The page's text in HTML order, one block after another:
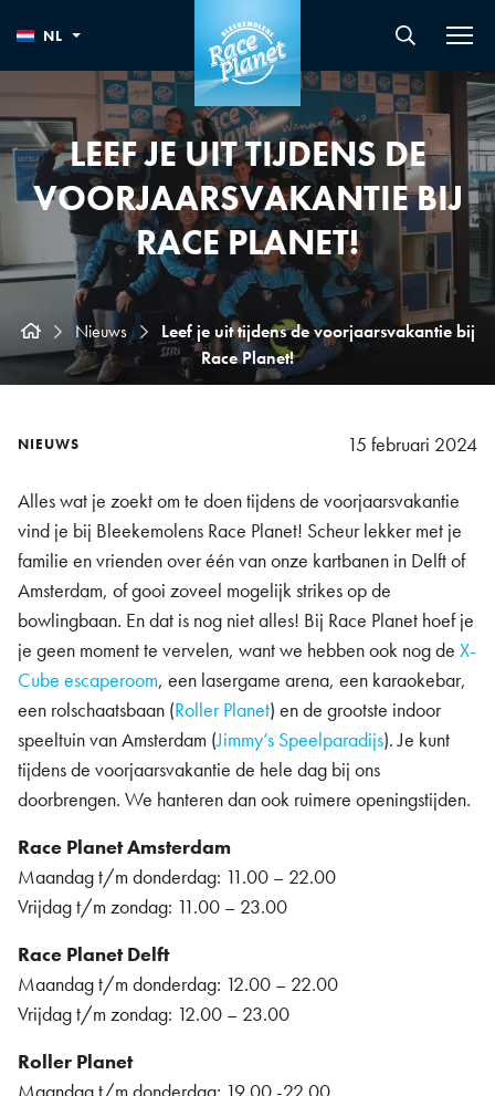
NL
LEEF JE UIT TIJDENS DE
VOORJAARSVAKANTIE BIJ
RACE PLANET!
Nieuws
Leef je uit tijdens de voorjaarsvakantie bij
Race Planet!
NIEUWS 15 februari 2024
Alles wat je zoekt om te doen tijdens de voorjaarsvakantie
vind je bij Bleekemolens Race Planet! Scheur lekker met je
familie en vrienden over één van onze kartbanen in Delft of
Amsterdam, of gooi zoveel mogelijk strikes op de
bowlingbaan. En dat is nog niet alles! Bij Race Planet hoef je
je geen moment te vervelen, want we hebben ook nog de X-
Cube escaperoom, een lasergame arena, een karaokebar,
een rolschaatsbaan (Roller Planet) en de grootste indoor
speeltuin van Amsterdam (Jimmy’s Speelparadijs). Je kunt
tijdens de voorjaarsvakantie de hele dag bij ons
doorbrengen. We hanteren dan ook ruimere openingstijden.
Race Planet Amsterdam
Maandag t/m donderdag: 11.00 – 22.00
Vrijdag t/m zondag: 11.00 – 23.00
Race Planet Delft
Maandag t/m donderdag: 12.00 – 22.00
Vrijdag t/m zondag: 12.00 – 23.00
Roller Planet